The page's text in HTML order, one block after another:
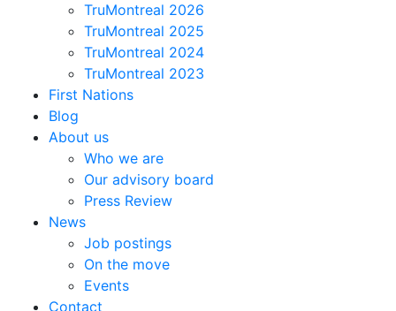
TruMontreal 2026
TruMontreal 2025
TruMontreal 2024
TruMontreal 2023
First Nations
Blog
About us
Who we are
Our advisory board
Press Review
News
Job postings
On the move
Events
Contact